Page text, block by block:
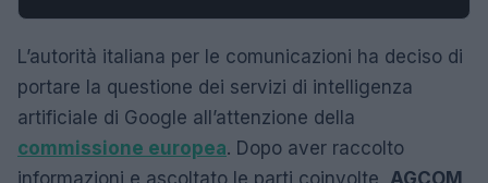
L’autorità italiana per le comunicazioni ha deciso di
portare la questione dei servizi di intelligenza
artificiale di Google all’attenzione della
commissione europea. Dopo aver raccolto
informazioni e ascoltato le parti coinvolte, AGCOM